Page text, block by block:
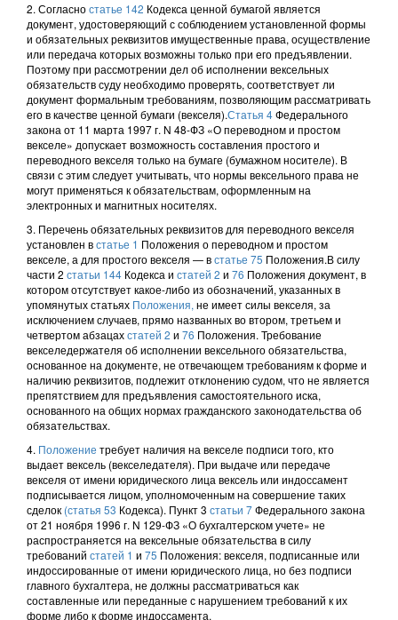
2. Согласностатье 142 Кодекса ценной бумагой является
документ, удостоверяющий с соблюдением установленной формы
и обязательных реквизитов имущественные права, осуществление
или передача которых возможны только при его предъявлении.
Поэтому при рассмотрении дел об исполнении вексельных
обязательств суду необходимо проверять, соответствует ли
документ формальным требованиям, позволяющим рассматривать
его в качестве ценной бумаги (векселя).Статья 4Федерального
закона от 11 марта 1997 г. N 48-ФЗ «О переводном и простом
векселе» допускает возможность составления простого и
переводного векселя только на бумаге (бумажном носителе). В
связи с этим следует учитывать, что нормы вексельного права не
могут применяться к обязательствам, оформленным на
электронных и магнитных носителях.
3. Перечень обязательных реквизитов для переводного векселя
установлен встатье 1 Положения о переводном и простом
векселе, а для простого векселя — встатье 75 Положения.В силу
части 2 статьи 144 Кодекса и статей 2 и 76 Положения документ, в
котором отсутствует какое-либо из обозначений, указанных в
упомянутых статьях Положения, не имеет силы векселя, за
исключением случаев, прямо названных во втором, третьем и
четвертом абзацахстатей 2 и 76 Положения. Требование
векселедержателя об исполнении вексельного обязательства,
основанное на документе, не отвечающем требованиям к форме и
наличию реквизитов, подлежит отклонению судом, что не является
препятствием для предъявления самостоятельного иска,
основанного на общих нормах гражданского законодательства об
обязательствах.
4. Положение требует наличия на векселе подписи того, кто
выдает вексель (векселедателя). При выдаче или передаче
векселя от имени юридического лица вексель или индоссамент
подписывается лицом, уполномоченным на совершение таких
сделок (статья 53 Кодекса). Пункт 3 статьи 7Федерального закона
от 21 ноября 1996 г. N 129-ФЗ «О бухгалтерском учете» не
распространяется на вексельные обязательства в силу
требований статей 1 и 75 Положения: векселя, подписанные или
индоссированные от имени юридического лица, но без подписи
главного бухгалтера, не должны рассматриваться как
составленные или переданные с нарушением требований к их
форме либо к форме индоссамента.